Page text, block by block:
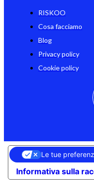
RISKOO
Cosa facciamo
Blog
Privacy policy
Cookie policy
Informativa sulla
Le tue